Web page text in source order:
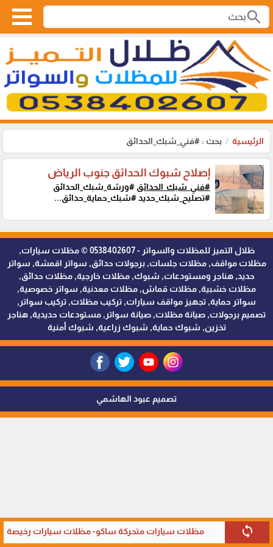
search
الرئيسية بحث : #فني_شبك_الحدائق
sync مظلات سيارات متحركة ساكو- مظلات سيارات رخيصة
إصلاح شبوك الحدائق جنوب الرياض
#فني_شبك_الحدائق #ورشة_شبك_الحدائق
#تصليح_شبك_حديد #شبك_حماية_حدائق...
ظلال التميز للمظلات والسواتر - 0538402607 © مظلات سيارات,
مظلات مواقف, مظلات جلسات, برجولات حدائق, سواتر اقمشة, سواتر
حديد, هناجر ومستودعات, شبوك, مظلات خارجية, مظلات حدائق,
مظلات خشبية, مظلات قماش, مظلات معدنية, سواتر خصوصية,
سواتر حماية, تجهيز مواقف سيارات, تركيب مظلات, تركيب سواتر,
تصميم برجولات, صيانة مظلات, صيانة سواتر, مستودعات حديدية, هناجر
تخزين, شبوك حماية, شبوك زراعية, شبوك أمنية
تصميم عبود الهاشمي